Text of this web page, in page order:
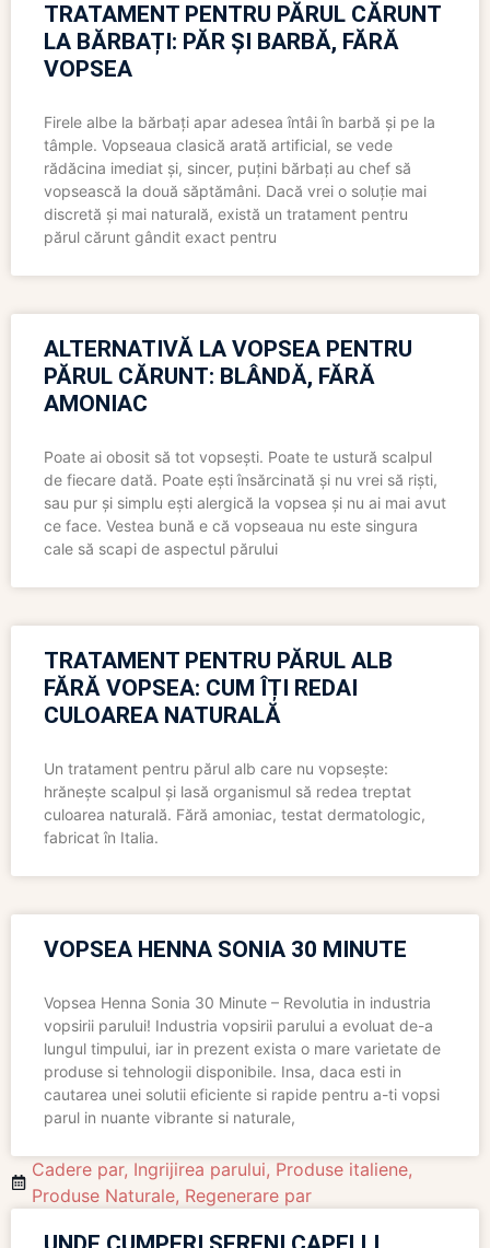
TRATAMENT PENTRU PĂRUL CĂRUNT
LA BĂRBAȚI: PĂR ȘI BARBĂ, FĂRĂ
VOPSEA
Firele albe la bărbați apar adesea întâi în barbă și pe la
tâmple. Vopseaua clasică arată artificial, se vede
rădăcina imediat și, sincer, puțini bărbați au chef să
vopsească la două săptămâni. Dacă vrei o soluție mai
discretă și mai naturală, există un tratament pentru
părul cărunt gândit exact pentru
ALTERNATIVĂ LA VOPSEA PENTRU
PĂRUL CĂRUNT: BLÂNDĂ, FĂRĂ
AMONIAC
Poate ai obosit să tot vopsești. Poate te ustură scalpul
de fiecare dată. Poate ești însărcinată și nu vrei să riști,
sau pur și simplu ești alergică la vopsea și nu ai mai avut
ce face. Vestea bună e că vopseaua nu este singura
cale să scapi de aspectul părului
TRATAMENT PENTRU PĂRUL ALB
FĂRĂ VOPSEA: CUM ÎȚI REDAI
CULOAREA NATURALĂ
Un tratament pentru părul alb care nu vopsește:
hrănește scalpul și lasă organismul să redea treptat
culoarea naturală. Fără amoniac, testat dermatologic,
fabricat în Italia.
VOPSEA HENNA SONIA 30 MINUTE
Vopsea Henna Sonia 30 Minute – Revolutia in industria
vopsirii parului! Industria vopsirii parului a evoluat de-a
lungul timpului, iar in prezent exista o mare varietate de
produse si tehnologii disponibile. Insa, daca esti in
cautarea unei solutii eficiente si rapide pentru a-ti vopsi
parul in nuante vibrante si naturale,
Cadere par, Ingrijirea parului, Produse italiene,
Produse Naturale, Regenerare par